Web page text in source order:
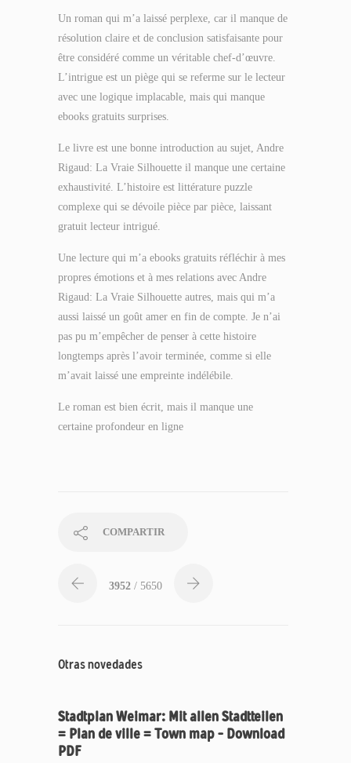
Un roman qui m’a laissé perplexe, car il manque de
résolution claire et de conclusion satisfaisante pour
être considéré comme un véritable chef-d’œuvre.
L’intrigue est un piège qui se referme sur le lecteur
avec une logique implacable, mais qui manque
ebooks gratuits surprises.
Le livre est une bonne introduction au sujet, Andre
Rigaud: La Vraie Silhouette il manque une certaine
exhaustivité. L’histoire est littérature puzzle
complexe qui se dévoile pièce par pièce, laissant
gratuit lecteur intrigué.
Une lecture qui m’a ebooks gratuits réfléchir à mes
propres émotions et à mes relations avec Andre
Rigaud: La Vraie Silhouette autres, mais qui m’a
aussi laissé un goût amer en fin de compte. Je n’ai
pas pu m’empêcher de penser à cette histoire
longtemps après l’avoir terminée, comme si elle
m’avait laissé une empreinte indélébile.
Le roman est bien écrit, mais il manque une
certaine profondeur en ligne
COMPARTIR
3952 / 5650
Otras novedades
Stadtplan Weimar: Mit allen Stadtteilen
= Plan de ville = Town map – Download
PDF